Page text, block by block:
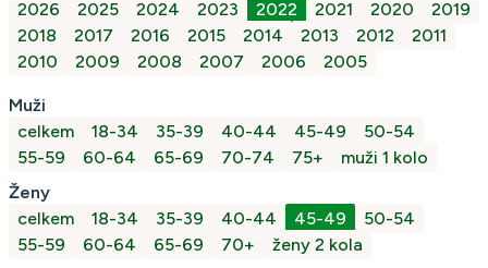
2026 2025 2024 2023 2022 2021 2020
2019
2018
2017 2016 2015 2014 2013 2012
2011
2010
2009 2008 2007 2006 2005
Muži
celkem
18-34 35-39 40-44 45-49
50-54
55-59
60-64 65-69 70-74 75+
muži 1 kolo
Ženy
celkem
18-34 35-39 40-44 45-49
50-54
55-59
60-64 65-69 70+
ženy 2 kola